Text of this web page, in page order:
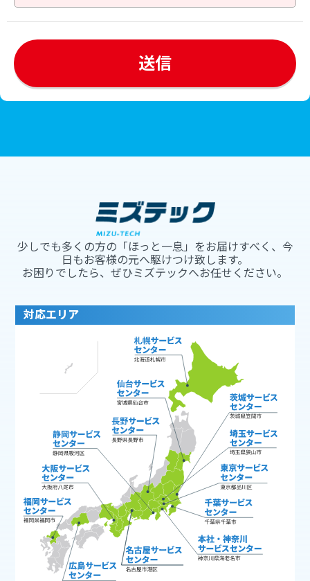
少しでも多くの方の「ほっと一息」をお届けすべく、今
日もお客様の元へ駆けつけ致します。
お困りでしたら、ぜひミズテックへお任せください。
対応エリア